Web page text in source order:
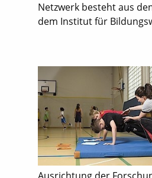
Netzwerk besteht aus
dem Institut für